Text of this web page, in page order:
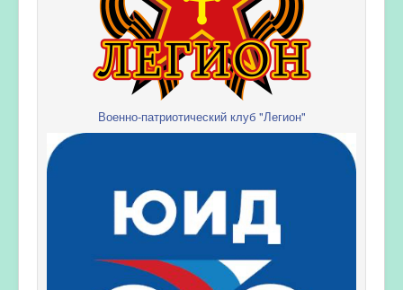
Военно-патриотический клуб "Легион"